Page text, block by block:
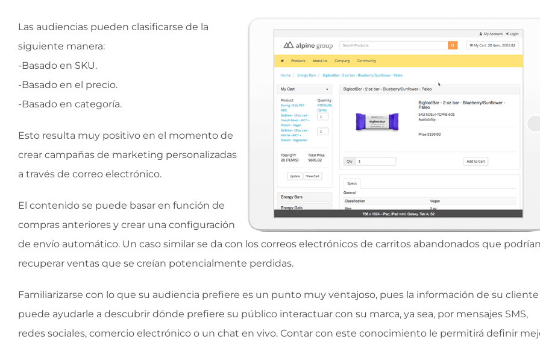
Las audiencias pueden clasificarse de la
siguiente manera:
-Basado en SKU.
-Basado en el precio.
-Basado en categoría.
Esto resulta muy positivo en el momento de
crear campañas de marketing personalizadas
a través de correo electrónico.
El contenido se puede basar en función de
compras anteriores y crear una configuración
de envío automático. Un caso similar se da con los correos electrónicos de carritos abandonados que
recuperar ventas que se creían potencialmente perdidas.
Familiarizarse con lo que su audiencia prefiere es un punto muy ventajoso, pues la información de su cliente
puede ayudarle a descubrir dónde prefiere su público interactuar con su marca, ya sea, por mensajes SMS,
redes sociales, comercio electrónico o un chat en vivo. Contar con este conocimiento le permitirá definir